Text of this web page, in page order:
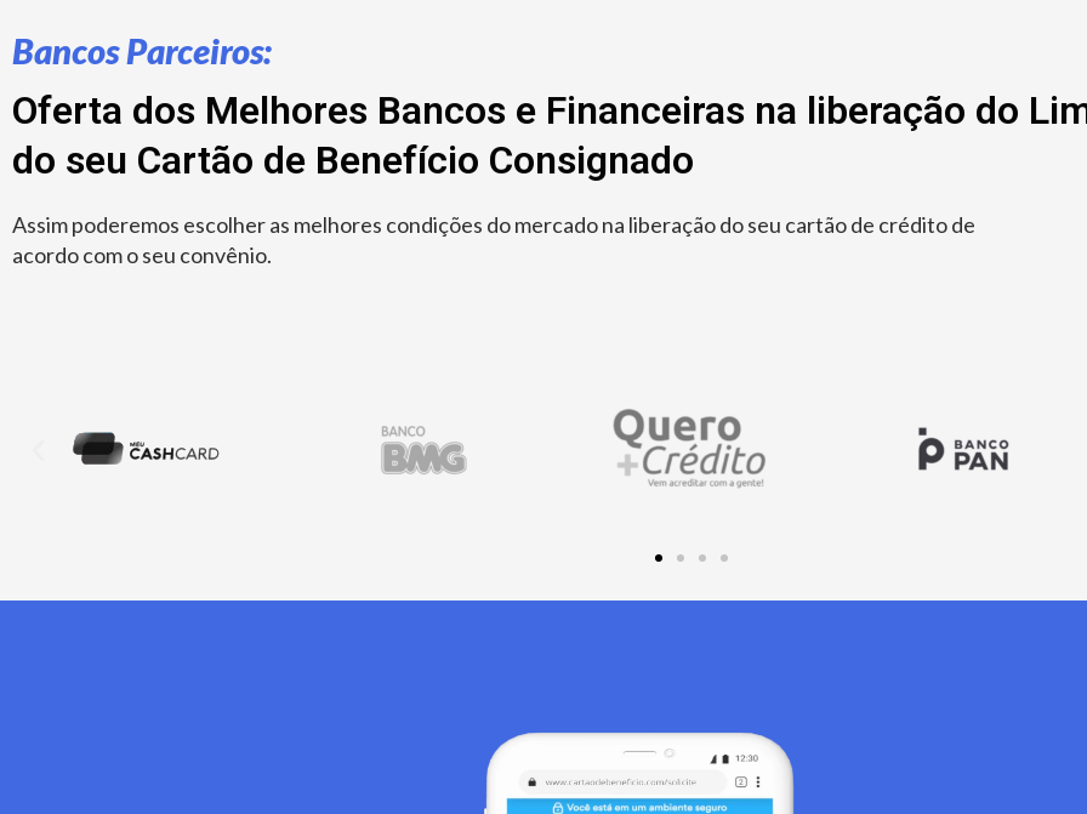
Bancos Parceiros:
Oferta dos Melhores Bancos e Financeiras na liberação do
do seu Cartão de Benefício Consignado
Assim poderemos escolher as melhores condições do mercado na liberação do seu cartão de crédito de
acordo com o seu convênio.